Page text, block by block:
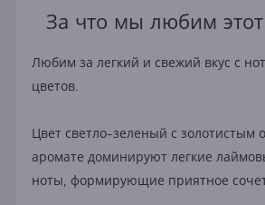
За что мы любим
Любим за легкий и свежий вкус с
цветов.
Цвет светло-зеленый с золотистым
аромате доминируют легкие
ноты, формирующие приятное